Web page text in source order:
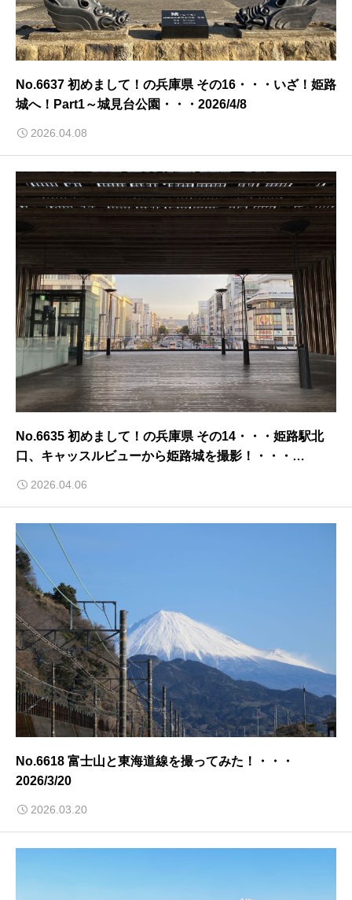
No.6637 初めまして！の兵庫県 その16・・・いざ！姫路
城へ！Part1～城見台公園・・・2026/4/8
2026.04.08
No.6635 初めまして！の兵庫県 その14・・・姫路駅北
口、キャッスルビューから姫路城を撮影！・・・
2026.04.06
No.6618 富士山と東海道線を撮ってみた！・・・
2026/3/20
2026.03.20